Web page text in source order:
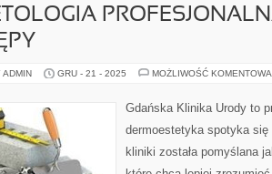
ADMIN GRU - 21 - 2025 MOŻLIWOŚĆ
Gdańska Klinika Urody to
dermoestetyka spotyka
kliniki została pomyślana